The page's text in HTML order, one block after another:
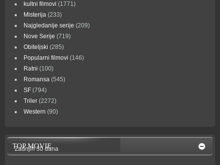
kultni filmovi (1771)
Misterija (233)
Najgledanije serije (209)
Nove Serije (719)
Obiteljski (285)
Popularni filmovi (146)
Ratni (100)
Romansa (545)
SF (794)
Triler (2272)
Western (90)
TOP MOVIE
Zadnjih 30 dana